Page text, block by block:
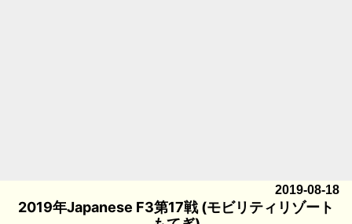
2019-08-18
2019年Japanese F3第17戦 (モビリティリゾート